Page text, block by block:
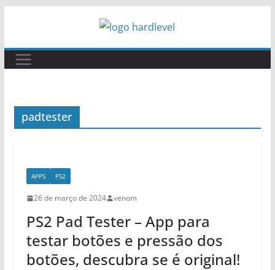
o
conteúdo
padtester
APPS PS2
26 de março de 2024 venom
PS2 Pad Tester – App para
testar botões e pressão dos
botões, descubra se é original!